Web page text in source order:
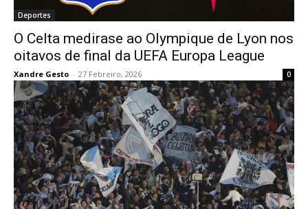
Deportes
O Celta medirase ao Olympique de Lyon nos
oitavos de final da UEFA Europa League
Xandre Gesto - 27 Febreiro, 2026 0